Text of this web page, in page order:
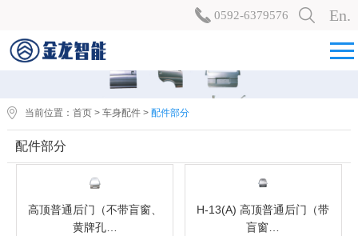
0592-6379576 En.
当前位置： 首页> 车身配件> 配件部分
配件部分
高顶普通后门（不带盲窗、
黄牌孔…
H-13(A) 高顶普通后门（带
盲窗…